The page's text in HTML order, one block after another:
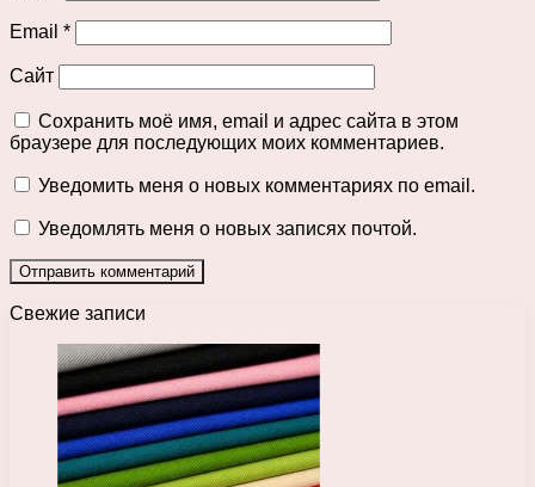
Email *
Сайт
Сохранить моё имя, email и адрес сайта в этом
браузере для последующих моих комментариев.
Уведомить меня о новых комментариях по email.
Уведомлять меня о новых записях почтой.
Свежие записи